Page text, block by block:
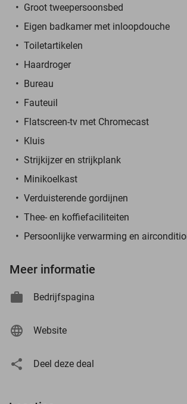
Groot tweepersoonsbed
Eigen badkamer met inloopdouche
Toiletartikelen
Haardroger
Bureau
Fauteuil
Flatscreen-tv met Chromecast
Kluis
Strijkijzer en strijkplank
Minikoelkast
Verduisterende gordijnen
Thee- en koffiefaciliteiten
Persoonlijke verwarming en
Meer informatie
Bedrijfspagina
Website
Deel deze deal